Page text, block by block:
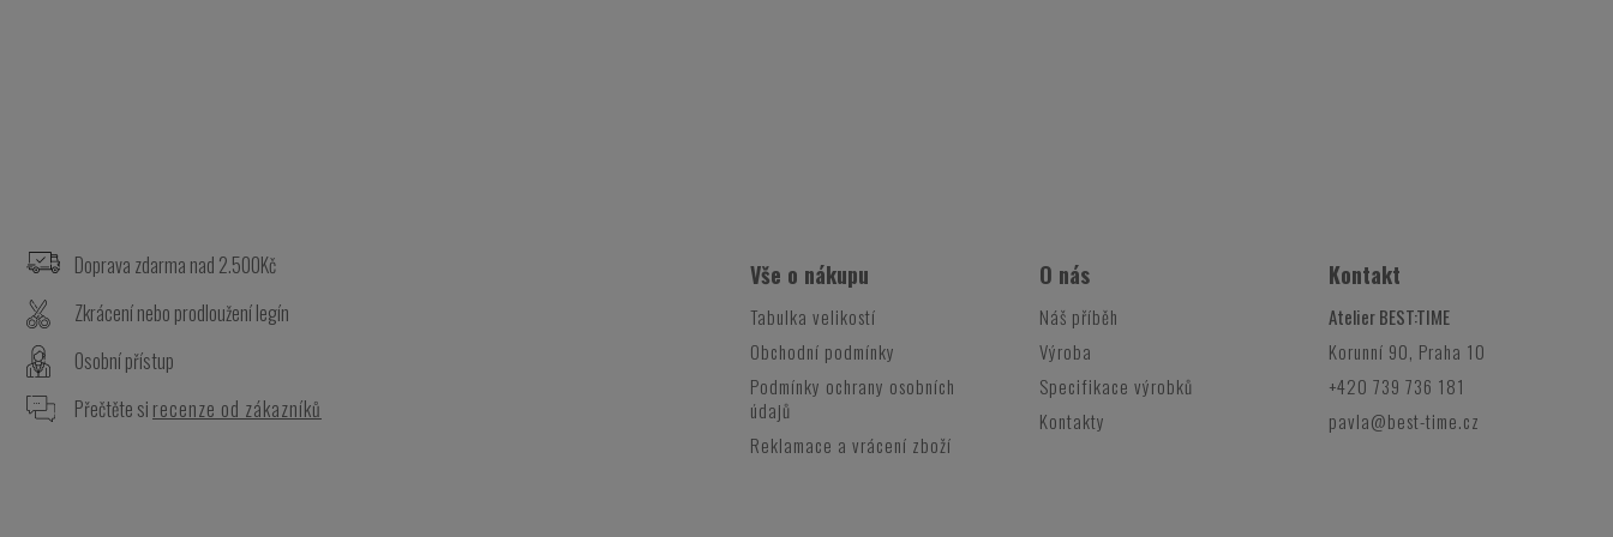
Doprava zdarma nad 2.500Kč
Zkrácení nebo prodloužení legín
Osobní přístup
Přečtěte si recenze od zákazníků
Vše o nákupu
Tabulka velikostí
Obchodní podmínky
Podmínky ochrany osobních
údajů
Reklamace a vrácení zboží
O nás
Náš příběh
Výroba
Specifikace výrobků
Kontakty
Kontakt
Atelier BEST:TIME
Korunní 90, Praha 10
+420 739 736 181
pavla@best-time.cz